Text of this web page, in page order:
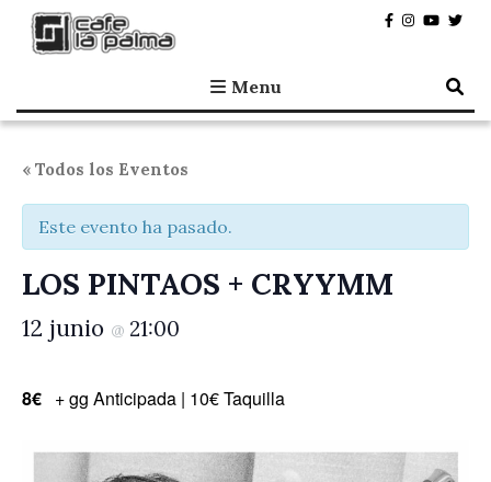
Café la Palma
Programando música en directo en Madrid, desde 1995.
Menu
« Todos los Eventos
Este evento ha pasado.
LOS PINTAOS + CRYYMM
12 junio @ 21:00
8€ + gg Anticipada | 10€ Taquilla